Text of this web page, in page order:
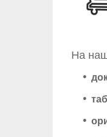
На